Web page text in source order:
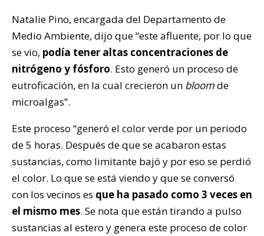
Natalie Pino, encargada del Departamento de
Medio Ambiente, dijo que “este afluente, por lo que
se vio, podía tener altas concentraciones de
nitrógeno y fósforo. Esto generó un proceso de
eutroficación, en la cual crecieron un bloomde
microalgas”.
Este proceso “generó el color verde por un periodo
de 5 horas. Después de que se acabaron estas
sustancias, como limitante bajó y por eso se perdió
el color. Lo que se está viendo y que se conversó
con los vecinos es que ha pasado como 3 veces en
el mismo mes. Se nota que están tirando a pulso
sustancias al estero y genera este proceso de color